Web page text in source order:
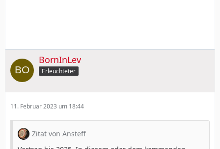
BornInLev
Erleuchteter
11. Februar 2023 um 18:44
Zitat von Ansteff